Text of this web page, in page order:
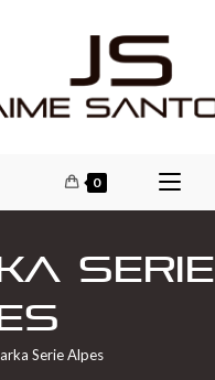
0
Serie
Serie Alpes